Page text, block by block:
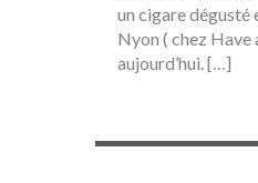
un cigare dégusté
Nyon ( chez Have
aujourd’hui.[…]